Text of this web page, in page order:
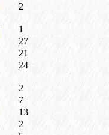
2
1
27
21
24
2
7
13
2